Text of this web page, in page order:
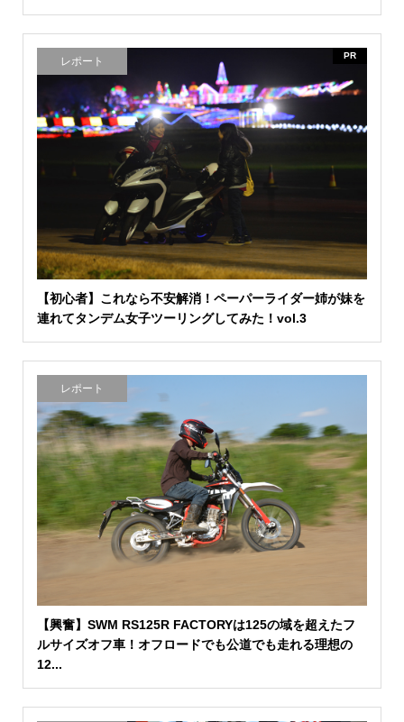
レポート PR
【初心者】これなら不安解消！ペーパーライダー姉が妹を
連れてタンデム女子ツーリングしてみた！vol.3
レポート
【興奮】SWM RS125R FACTORYは125の域を超えたフ
ルサイズオフ車！オフロードでも公道でも走れる理想の
12...